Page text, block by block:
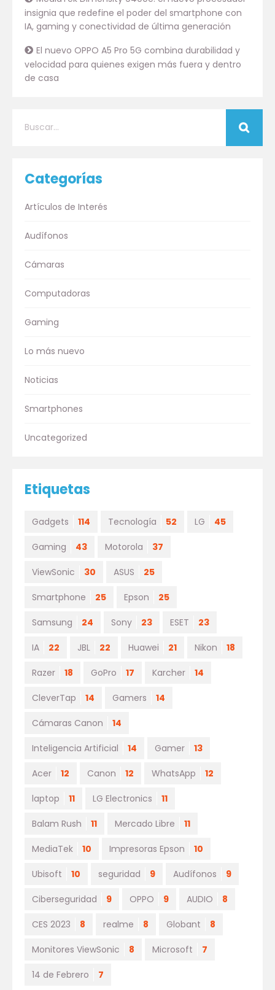
insignia que redefine el poder del smartphone con
IA, gaming y conectividad de última generación
El nuevo OPPO A5 Pro 5G combina durabilidad y
velocidad para quienes exigen más fuera y dentro
de casa
Categorías
Artículos de Interés
Audífonos
Cámaras
Computadoras
Gaming
Lo más nuevo
Noticias
Smartphones
Uncategorized
Etiquetas
Gadgets 114 Tecnología 52 LG 45
Gaming 43 Motorola 37
ViewSonic 30 ASUS 25
Smartphone 25 Epson 25
Samsung 24 Sony 23 ESET 23
IA 22 JBL 22 Huawei 21 Nikon 18
Razer 18 GoPro 17 Karcher 14
CleverTap 14 Gamers 14
Cámaras Canon 14
Inteligencia Artificial 14 Gamer 13
Acer 12 Canon 12 WhatsApp 12
laptop 11 LG Electronics 11
Balam Rush 11 Mercado Libre 11
MediaTek 10 Impresoras Epson 10
Ubisoft 10 seguridad 9 Audífonos 9
Ciberseguridad 9 OPPO 9 AUDIO 8
CES 2023 8 realme 8 Globant 8
Monitores ViewSonic 8 Microsoft 7
14 de Febrero 7